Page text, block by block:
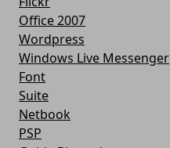
Office 2007
Wordpress
Windows Live Messenger
Font
Suite
Netbook
PSP